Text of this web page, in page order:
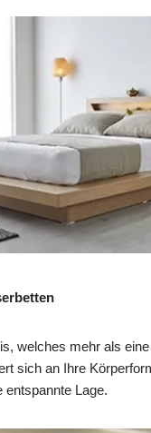
welches mehr als
sich an Ihre
entspannte Lage.